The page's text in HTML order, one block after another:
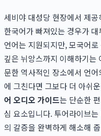
세비야 대성당 현장에서 제
한국어가 빠져있는 경우가
언어는 지원되지만, 모국어
깊은 뉘앙스까지 이해하기는
문한 역사적인 장소에서 언
에 그친다면 그보다 더 아쉬
어 오디오 가이드는 단순한
심 요소입니다. 투어라이브
의 갈증을 완벽하게 해소해